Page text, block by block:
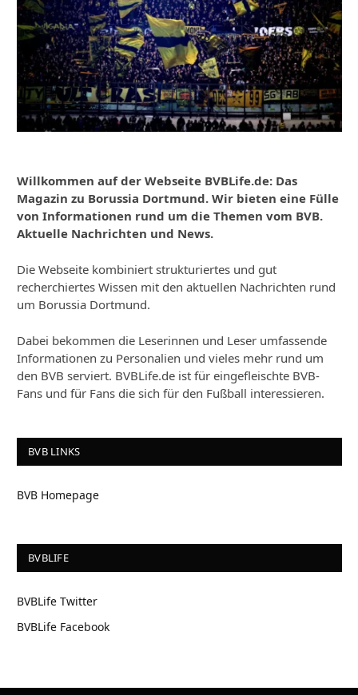
Willkommen auf der Webseite BVBLife.de: Das
Magazin zu Borussia Dortmund. Wir bieten eine Fülle
von Informationen rund um die Themen vom BVB.
Aktuelle Nachrichten und News.
Die Webseite kombiniert strukturiertes und gut
recherchiertes Wissen mit den aktuellen Nachrichten rund
um Borussia Dortmund.
Dabei bekommen die Leserinnen und Leser umfassende
Informationen zu Personalien und vieles mehr rund um
den BVB serviert. BVBLife.de ist für eingefleischte BVB-
Fans und für Fans die sich für den Fußball interessieren.
BVB LINKS
BVB Homepage
BVBLIFE
BVBLife Twitter
BVBLife Facebook